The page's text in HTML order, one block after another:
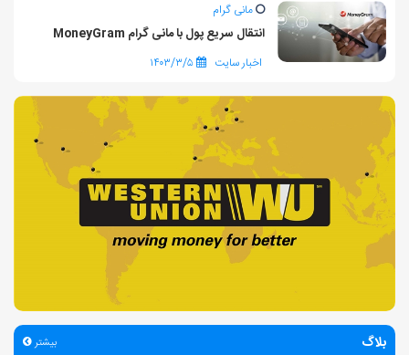
مانی گرام
انتقال سریع پول با مانی گرام MoneyGram
اخبار سایت ۱۴۰۳/۳/۵
بلاگ بیشتر